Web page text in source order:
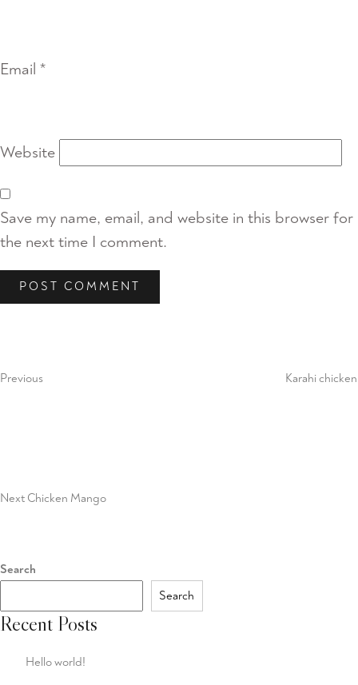
Email *
Website
Save my name, email, and website in this browser for
the next time I comment.
Previous
Karahi chicken
Next Chicken Mango
Search
Search
Recent Posts
Hello world!